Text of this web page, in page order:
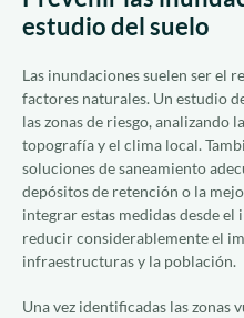
estudio del suelo
Las inundaciones suelen ser el
factores naturales. Un estudio
las zonas de riesgo, analizando
topografía y el clima local.
soluciones de saneamiento
depósitos de retención o la
integrar estas medidas desde
reducir considerablemente el
infraestructuras y la población.
Una vez identificadas las zonas